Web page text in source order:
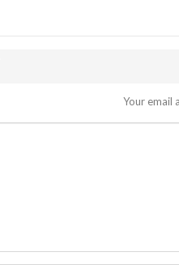
Your email